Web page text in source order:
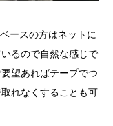
ースの方はネットに
るので自然な感じで
望あればテープでつ
れなくすることも可